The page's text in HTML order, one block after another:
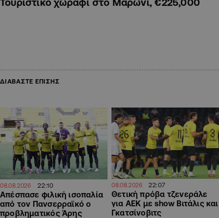
ΔΙΑΒΑΣΤΕ ΕΠΙΣΗΣ
08.08.2026 22:10
Απέσπασε φιλική ισοπαλία
από τον Πανσερραϊκό ο
προβληματικός Άρης
08.08.2026 22:07
Θετική πρόβα τζενεράλε
για ΑΕΚ με show Βιτάλις και
Γκατσίνοβιτς